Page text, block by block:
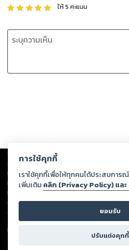
ให้5 คะแนน
Copyright © 2026
ต่อผลงานหรือเนื้อหาใดที่อัปโหลดผ่านเว็บไซต์แ
ทรัพย์สินทางปัญญาของบุคคลอื่นหรือขัดต่อกฎ
ทุกท่านโปรดใช้วิจารณญาณในการกลั่นกรองด้ว
หนึ่งส่วนใดขัดต่อกฎหมายและศีลธรรม กรุณาแจ้
ดำเนินการในทันที ทั้งนี้ ทางสตอรี่ล็อกขอสง
ลิขสิทธิ์ พ.ศ. 2537 (ฉบับล่าสุด)
For support: member@ookbee.com
Version
การใช้คุกกี้
เราใช้คุกกี้เพื่อให้ทุกคนได้ประสบการ
เพิ่มเติม คลิก (Privacy Policy) แล
ยอมรับ
ปรับแต่งคุกกี้